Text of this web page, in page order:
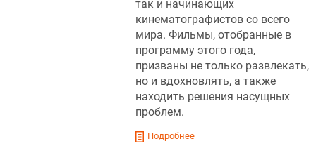
так и начинающих
кинематографистов со всего
мира. Фильмы, отобранные в
программу этого года,
призваны не только развлекать,
но и вдохновлять, а также
находить решения насущных
проблем.
Подробнее